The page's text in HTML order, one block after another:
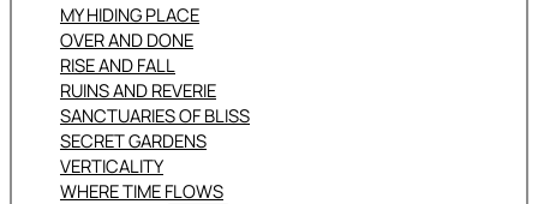
MY HIDING PLACE
OVER AND DONE
RISE AND FALL
RUINS AND REVERIE
SANCTUARIES OF BLISS
SECRET GARDENS
VERTICALITY
WHERE TIME FLOWS